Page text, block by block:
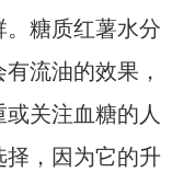
糖质红薯水分
流油的效果，
关注血糖的人
择，因为它的升